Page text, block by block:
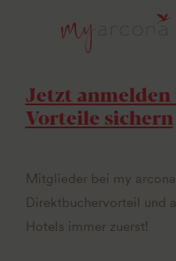
Jetzt
Vorteile sichern
Mitglieder bei my arcona
Direktbuchervorteil und
Hotels immer zuerst!